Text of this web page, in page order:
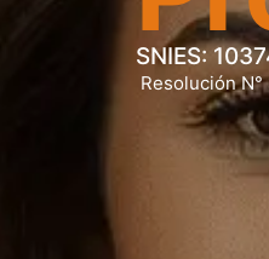
SNIES:
Resolución N°